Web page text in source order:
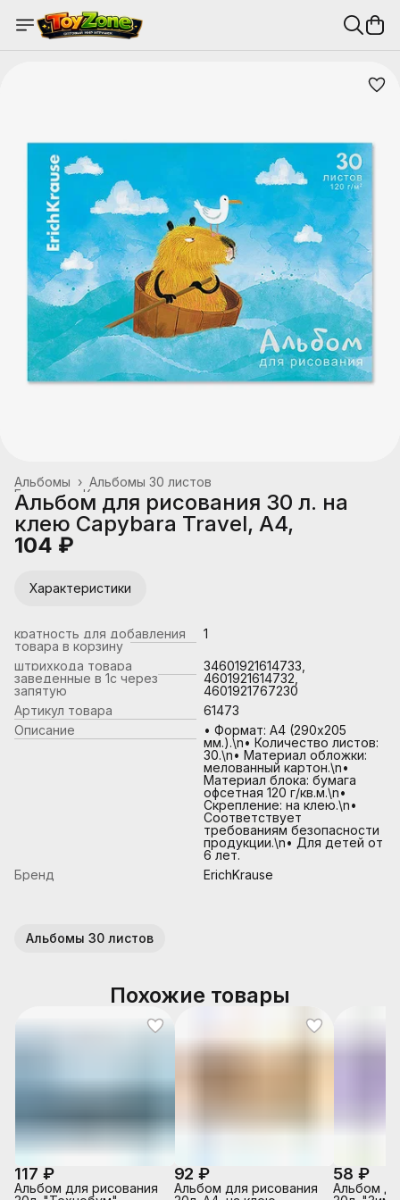
Альбомы 30 листов
Альбомы ›
Канцтовары, школьные принадлежности
Главная
Альбом для рисования 30 л. на
клею Capybara Travel, А4,
104 ₽
Характеристики
кратность для добавления
товара в корзину
1
штрихкода товара
заведенные в 1с через
запятую
34601921614733,
4601921614732,
4601921767230
Артикул товара
61473
Описание
• Формат: А4 (290х205
мм.).\n• Количество листов:
30.\n• Материал обложки:
мелованный картон.\n•
Материал блока: бумага
офсетная 120 г/кв.м.\n•
Скрепление: на клею.\n•
Соответствует
требованиям безопасности
продукции.\n• Для детей от
6 лет.
Бренд
ErichKrause
Альбомы 30 листов
Похожие товары
117 ₽
Альбом для рисования
92 ₽
Альбом для рисования
58 ₽
Альбом